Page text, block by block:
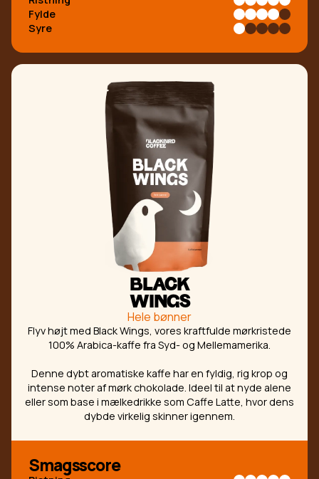
Fylde
Syre
BLACK
WINGS
Hele bønner
Flyv højt med Black Wings, vores kraftfulde mørkristede
100% Arabica-kaffe fra Syd- og Mellemamerika.
Denne dybt aromatiske kaffe har en fyldig, rig krop og
intense noter af mørk chokolade. Ideel til at nyde alene
eller som base i mælkedrikke som Caffe Latte, hvor dens
dybde virkelig skinner igennem.
Smagsscore